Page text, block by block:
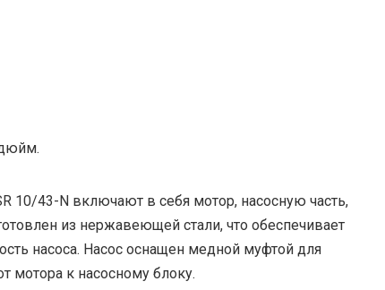
10/43-N включают в себя мотор, насосную часть,
из нержавеющей стали, что обеспечивает
насоса. Насос оснащен медной муфтой для
мотора к насосному блоку.